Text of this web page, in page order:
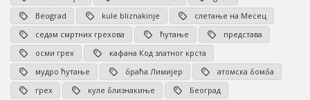
Beograd
kule bliznakinje
слетање на Месец
седам смртних грехова
ћутање
представа
осми грех
кафана Код златног крста
мудро ћутање
браћа Лимијер
атомска бомба
грех
куле близнакиње
Београд